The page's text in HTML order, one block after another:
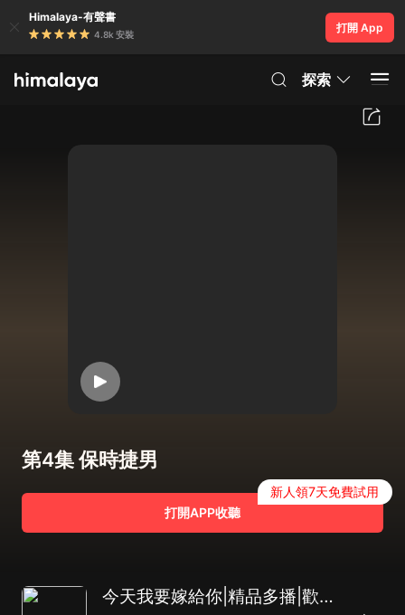
Himalaya-有聲書
4.8k 安裝
打開 App
探索
第4集 保時捷男
打開APP收聽
新人領7天免費試用
今天我要嫁給你|精品多播|歡脫|都市言情